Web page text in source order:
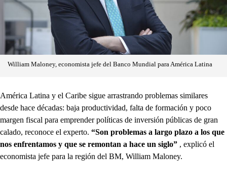
William Maloney, economista jefe del Banco Mundial para América Latina
América Latina y el Caribe sigue arrastrando problemas similares
desde hace décadas: baja productividad, falta de formación y poco
margen fiscal para emprender políticas de inversión públicas de gran
calado, reconoce el experto. “Son problemas a largo plazo a los que
nos enfrentamos y que se remontan a hace un siglo” , explicó el
economista jefe para la región del BM, William Maloney.